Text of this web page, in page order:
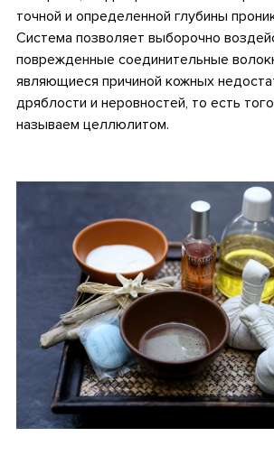
точной и определенной глубины
Система позволяет выборочно
поврежденные соединительные
являющиеся причиной кожных
дряблости и неровностей, то есть
называем целлюлитом.